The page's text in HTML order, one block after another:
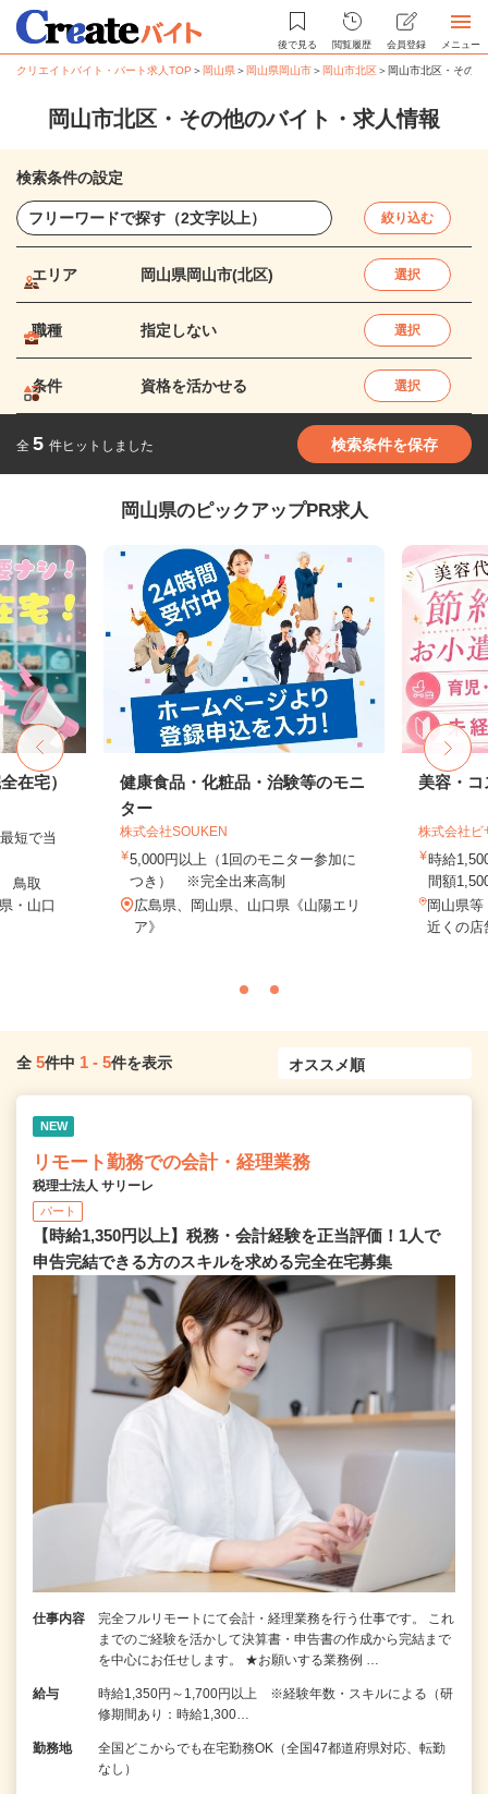
後で見る 閲覧履歴 会員登録 メニュー
クリエイトバイト・パート求人TOP ＞ 岡山県＞ 岡山県岡山市＞ 岡山市北区＞ 岡山市北区・その
岡山市北区・その他のバイト・求人情報
検索条件の設定
絞り込む
エリア 岡山県岡山市(北区) 選択
職種 指定しない 選択
条件 資格を活かせる 選択
全 5 件ヒットしました 検索条件を保存
岡山県のピックアップPR求人
在宅）
短で当
鳥取
・山口
健康食品・化粧品・治験等のモニ
ター
株式会社SOUKEN
5,000円以上（1回のモニター参加に
つき） ※完全出来高制
広島県、岡山県、山口県《山陽エリ
ア》
美容・コ
株式会社ビ
時給
間額
岡山県
近くの店
全 5件中 1 - 5件を表示
NEW
リモート勤務での会計・経理業務
税理士法人 サリーレ
パート
【時給1,350円以上】税務・会計経験を正当評価！1⼈で
申告完結できる⽅のスキルを求める完全在宅募集
仕事内容
完全フルリモートにて会計・経理業務を行う仕事です。 これ
までのご経験を活かして決算書・申告書の作成から完結まで
を中⼼にお任せします。 ★お願いする業務例 …
給与
時給1,350円～1,700円以上 ※経験年数・スキルによる（研
修期間あり：時給1,300…
勤務地
全国どこからでも在宅勤務OK（全国47都道府県対応、転勤
なし）